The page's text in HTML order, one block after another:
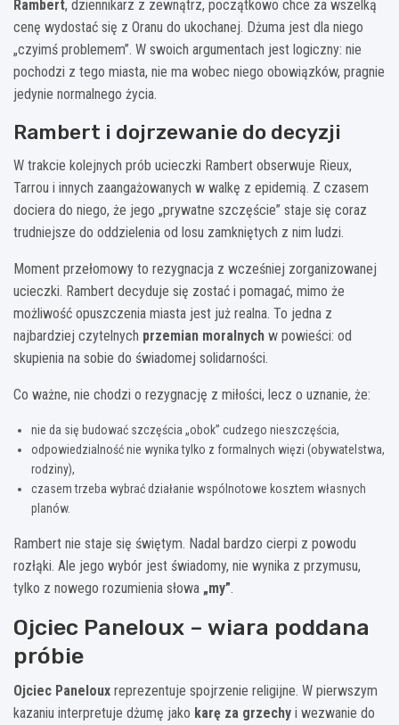
Rambert, dziennikarz z zewnątrz, początkowo chce za wszelką
cenę wydostać się z Oranu do ukochanej. Dżuma jest dla niego
„czyimś problemem”. W swoich argumentach jest logiczny: nie
pochodzi z tego miasta, nie ma wobec niego obowiązków, pragnie
jedynie normalnego życia.
Rambert i dojrzewanie do decyzji
W trakcie kolejnych prób ucieczki Rambert obserwuje Rieux,
Tarrou i innych zaangażowanych w walkę z epidemią. Z czasem
dociera do niego, że jego „prywatne szczęście” staje się coraz
trudniejsze do oddzielenia od losu zamkniętych z nim ludzi.
Moment przełomowy to rezygnacja z wcześniej zorganizowanej
ucieczki. Rambert decyduje się zostać i pomagać, mimo że
możliwość opuszczenia miasta jest już realna. To jedna z
najbardziej czytelnych przemian moralnych w powieści: od
skupienia na sobie do świadomej solidarności.
Co ważne, nie chodzi o rezygnację z miłości, lecz o uznanie, że:
nie da się budować szczęścia „obok” cudzego nieszczęścia,
odpowiedzialność nie wynika tylko z formalnych więzi (obywatelstwa,
rodziny),
czasem trzeba wybrać działanie wspólnotowe kosztem własnych
planów.
Rambert nie staje się świętym. Nadal bardzo cierpi z powodu
rozłąki. Ale jego wybór jest świadomy, nie wynika z przymusu,
tylko z nowego rozumienia słowa „my”.
Ojciec Paneloux – wiara poddana
próbie
Ojciec Paneloux reprezentuje spojrzenie religijne. W pierwszym
kazaniu interpretuje dżumę jako karę za grzechy i wezwanie do